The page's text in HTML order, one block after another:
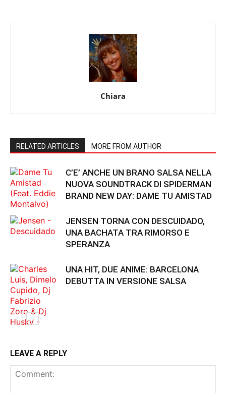
Chiara
RELATED ARTICLES MORE FROM AUTHOR
C’E’ ANCHE UN BRANO SALSA NELLA
NUOVA SOUNDTRACK DI SPIDERMAN
BRAND NEW DAY: DAME TU AMISTAD
JENSEN TORNA CON DESCUIDADO,
UNA BACHATA TRA RIMORSO E
SPERANZA
UNA HIT, DUE ANIME: BARCELONA
DEBUTTA IN VERSIONE SALSA
LEAVE A REPLY